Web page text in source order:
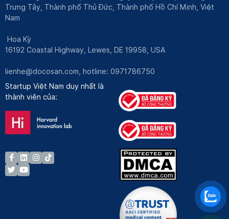
Trưng Tây, Thành phố Thủ Đức, Thành phố Hồ Chí Minh, Việt
Nam
Hoa Kỳ
16192 Coastal Highway, Lewes, DE 19958, USA
lienhe@docosan.com, hotline: 0971786750
Startup Việt Nam duy nhất là
thành viên của: